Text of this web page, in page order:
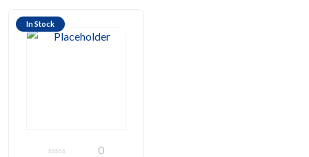
In Stock
0